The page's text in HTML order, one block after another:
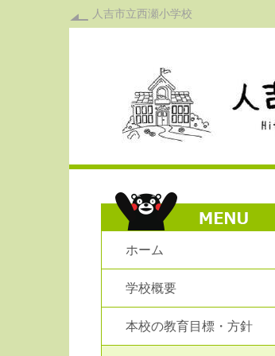
人吉市立西瀬小学校
ホーム
学校概要
本校の教育目標・方針